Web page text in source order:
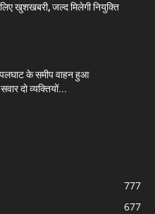
खुशखबरी, जल्द मिलेगी नियुक्ति
के समीप वाहन हुआ
दो व्यक्तियों...
777
677